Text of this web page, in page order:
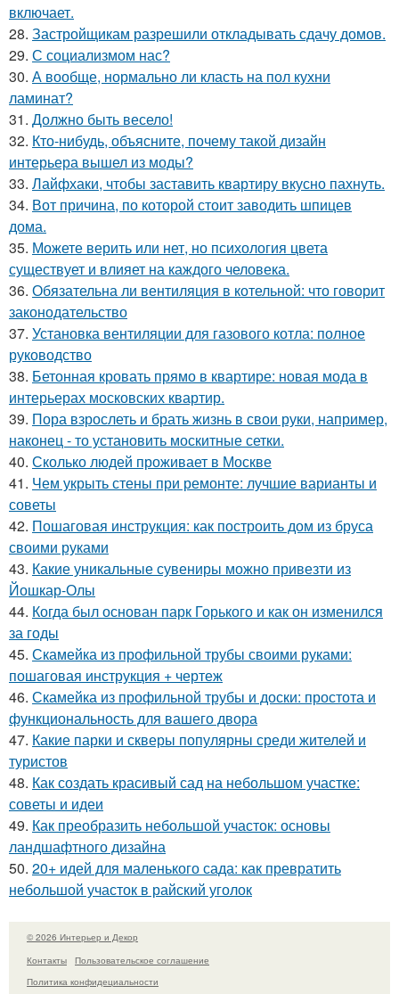
включает.
28. Застройщикам разрешили откладывать сдачу домов.
29. С социализмом нас?
30. А вообще, нормально ли класть на пол кухни
ламинат?
31. Должно быть весело!
32. Кто-нибудь, объясните, почему такой дизайн
интерьера вышел из моды?
33. Лайфхаки, чтобы заставить квартиру вкусно пахнуть.
34. Вот причина, по которой стоит заводить шпицев
дома.
35. Можете верить или нет, но психология цвета
существует и влияет на каждого человека.
36. Обязательна ли вентиляция в котельной: что говорит
законодательство
37. Установка вентиляции для газового котла: полное
руководство
38. Бетонная кровать прямо в квартире: новая мода в
интерьерах московских квартир.
39. Пора взрослеть и брать жизнь в свои руки, например,
наконец - то установить москитные сетки.
40. Сколько людей проживает в Москве
41. Чем укрыть стены при ремонте: лучшие варианты и
советы
42. Пошаговая инструкция: как построить дом из бруса
своими руками
43. Какие уникальные сувениры можно привезти из
Йошкар-Олы
44. Когда был основан парк Горького и как он изменился
за годы
45. Скамейка из профильной трубы своими руками:
пошаговая инструкция + чертеж
46. Скамейка из профильной трубы и доски: простота и
функциональность для вашего двора
47. Какие парки и скверы популярны среди жителей и
туристов
48. Как создать красивый сад на небольшом участке:
советы и идеи
49. Как преобразить небольшой участок: основы
ландшафтного дизайна
50. 20+ идей для маленького сада: как превратить
небольшой участок в райский уголок
© 2026 Интерьер и Декор
Контакты
Пользовательское соглашение
Политика конфидециальности